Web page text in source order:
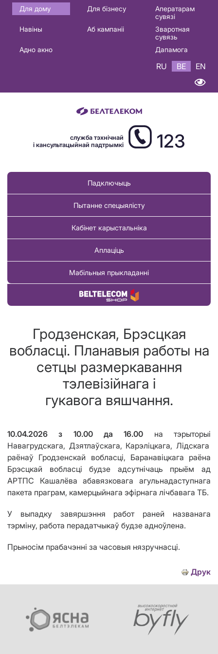
Основная
навигация
Для дому Для бізнесу
Аператарам
сувязі
Навіны
Аб кампаніі
Зваротная
сувязь
Адно акно
Дапамога
RU BE EN
служба тэхнічнай
і кансультацыйнай падтрымкі
123
Падключыць
Пытанне спецыялісту
Кабінет карыстальніка
Аплаціць
Мабільныя прыкладанні
Купіць тавар
Гродзенская, Брэсцкая
вобласці. Планавыя работы на
сетцы размеркавання
тэлевізійнага і
гукавога вяшчання.
10.04.2026з 10.00 да 16.00 на тэрыторыi
Навагрудскага, Дзятлаўскага, Карэліцкага, Лідскага
раёнаў Гродзенскай вобласці, Баранавіцкага раёна
Брэсцкай вобласці будзе адсутнічаць прыём ад
АРТПС Кашалёва абавязковага агульнадаступнага
пакета праграм, камерцыйнага эфірнага лічбавага ТБ.
У выпадку завяршэння работ раней названага
тэрміну, работа перадатчыкаў будзе адноўлена.
Прыносім прабачэнні за часовыя нязручнасці.
Друк